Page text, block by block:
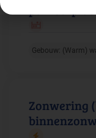
Gebouw: (Warm)
Zonwering